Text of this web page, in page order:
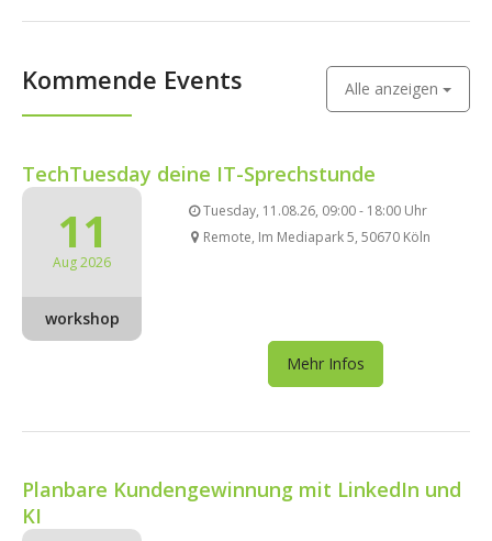
Kommende Events Alle anzeigen
TechTuesday deine IT-Sprechstunde
11
Aug 2026
workshop
Tuesday, 11.08.26, 09:00 - 18:00 Uhr
Remote, Im Mediapark 5, 50670 Köln
Mehr Infos
Planbare Kundengewinnung mit LinkedIn und
KI